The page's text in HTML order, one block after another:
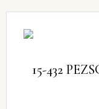
15-432